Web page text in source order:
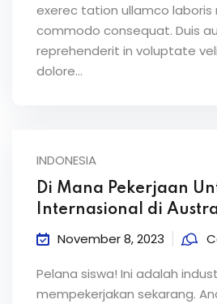
exerec tation ullamco laboris
commodo consequat. Duis
reprehenderit in voluptate
dolore...
INDONESIA
Di Mana Pekerjaan
Internasional di
November 8, 2023
Pelana siswa! Ini adalah
mempekerjakan sekarang.